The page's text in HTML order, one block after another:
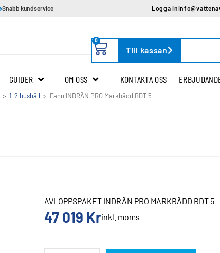
Snabb kundservice Logga in
0
Till kassan
GUIDER OM OSS KONTAKTA OSS
> 1-2 hushåll > Fann INDRÄN PRO Markbädd BDT 5
AVLOPPSPAKET INDRÄN PRO MARKBÄDD BDT 5
47 019 Krinkl. moms